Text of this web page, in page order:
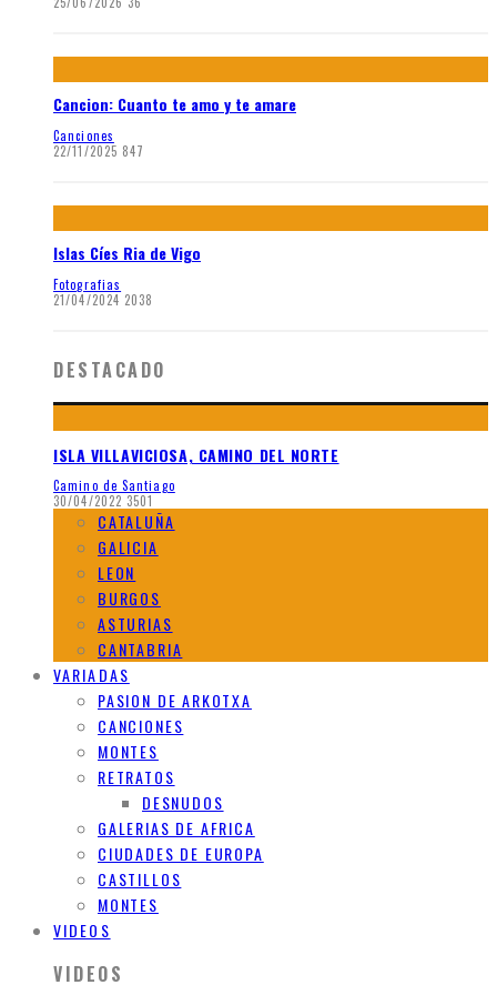
Cancion: Cuanto te amo y te amare
Canciones
22/11/2025 847
Islas Cíes Ria de Vigo
Fotografias
21/04/2024 2038
DESTACADO
ISLA VILLAVICIOSA, CAMINO DEL NORTE
Camino de Santiago
30/04/2022 3501
CATALUÑA
GALICIA
LEON
BURGOS
ASTURIAS
CANTABRIA
VARIADAS
PASION DE ARKOTXA
CANCIONES
MONTES
RETRATOS
DESNUDOS
GALERIAS DE AFRICA
CIUDADES DE EUROPA
CASTILLOS
MONTES
VIDEOS
VIDEOS